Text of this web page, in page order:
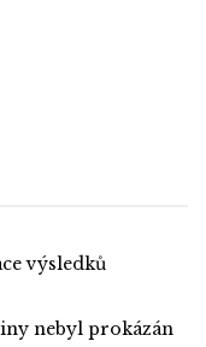
výsledků
nebyl prokázán